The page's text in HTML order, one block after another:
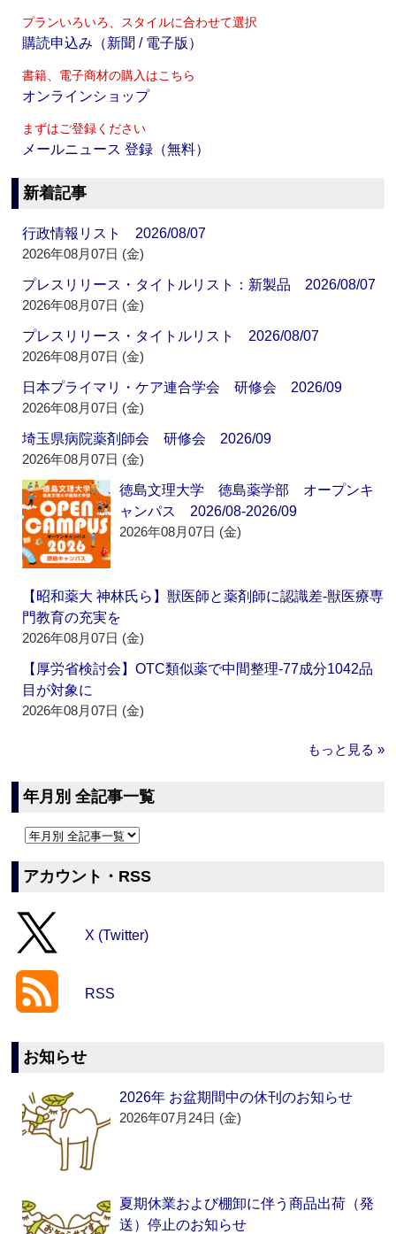
プランいろいろ、スタイルに合わせて選択
購読申込み（新聞 / 電子版）
書籍、電子商材の購入はこちら
オンラインショップ
まずはご登録ください
メールニュース 登録（無料）
新着記事
行政情報リスト 2026/08/07
2026年08月07日 (金)
プレスリリース・タイトルリスト：新製品 2026/08/07
2026年08月07日 (金)
プレスリリース・タイトルリスト 2026/08/07
2026年08月07日 (金)
日本プライマリ・ケア連合学会 研修会 2026/09
2026年08月07日 (金)
埼玉県病院薬剤師会 研修会 2026/09
2026年08月07日 (金)
徳島文理大学 徳島薬学部 オープンキ
ャンパス 2026/08-2026/09
2026年08月07日 (金)
【昭和薬大 神林氏ら】獣医師と薬剤師に認識差‐獣医療専
門教育の充実を
2026年08月07日 (金)
【厚労省検討会】OTC類似薬で中間整理‐77成分1042品
目が対象に
2026年08月07日 (金)
もっと見る »
年月別 全記事一覧
アカウント・RSS
X (Twitter)
RSS
お知らせ
2026年 お盆期間中の休刊のお知らせ
2026年07月24日 (金)
夏期休業および棚卸に伴う商品出荷（発
送）停止のお知らせ